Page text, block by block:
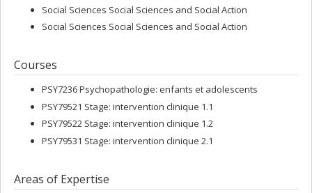
Social Sciences Social Sciences and Social Action
Social Sciences Social Sciences and Social Action
Courses
PSY7236 Psychopathologie: enfants et adolescents
PSY79521 Stage: intervention clinique 1.1
PSY79522 Stage: intervention clinique 1.2
PSY79531 Stage: intervention clinique 2.1
Areas of Expertise